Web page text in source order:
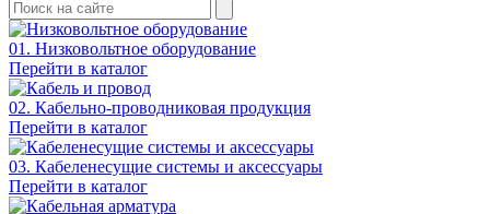
01. Низковольтное оборудование
Перейти в каталог
02. Кабельно-проводниковая продукция
Перейти в каталог
03. Кабеленесущие системы и аксессуары
Перейти в каталог